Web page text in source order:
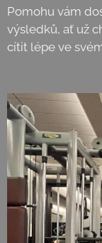
Pomohu vám
výsledků, ať už
cítit lépe ve